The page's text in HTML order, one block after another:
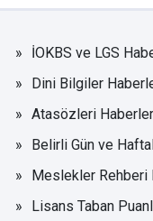
İOKBS ve LGS
Dini Bilgiler
Atasözleri
Belirli Gün ve
Meslekler Rehberi
Lisans Taban